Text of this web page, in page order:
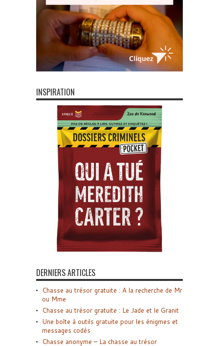
INSPIRATION
DERNIERS ARTICLES
Chasse au trésor gratuite : A la recherche de Mr
ou Mme
Chasse au trésor gratuite : Le Jade et le Granit
Une boîte à outils gratuite pour les énigmes et
messages codés
Chasse anonyme – La chasse au trésor